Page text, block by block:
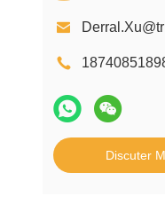
Discuter